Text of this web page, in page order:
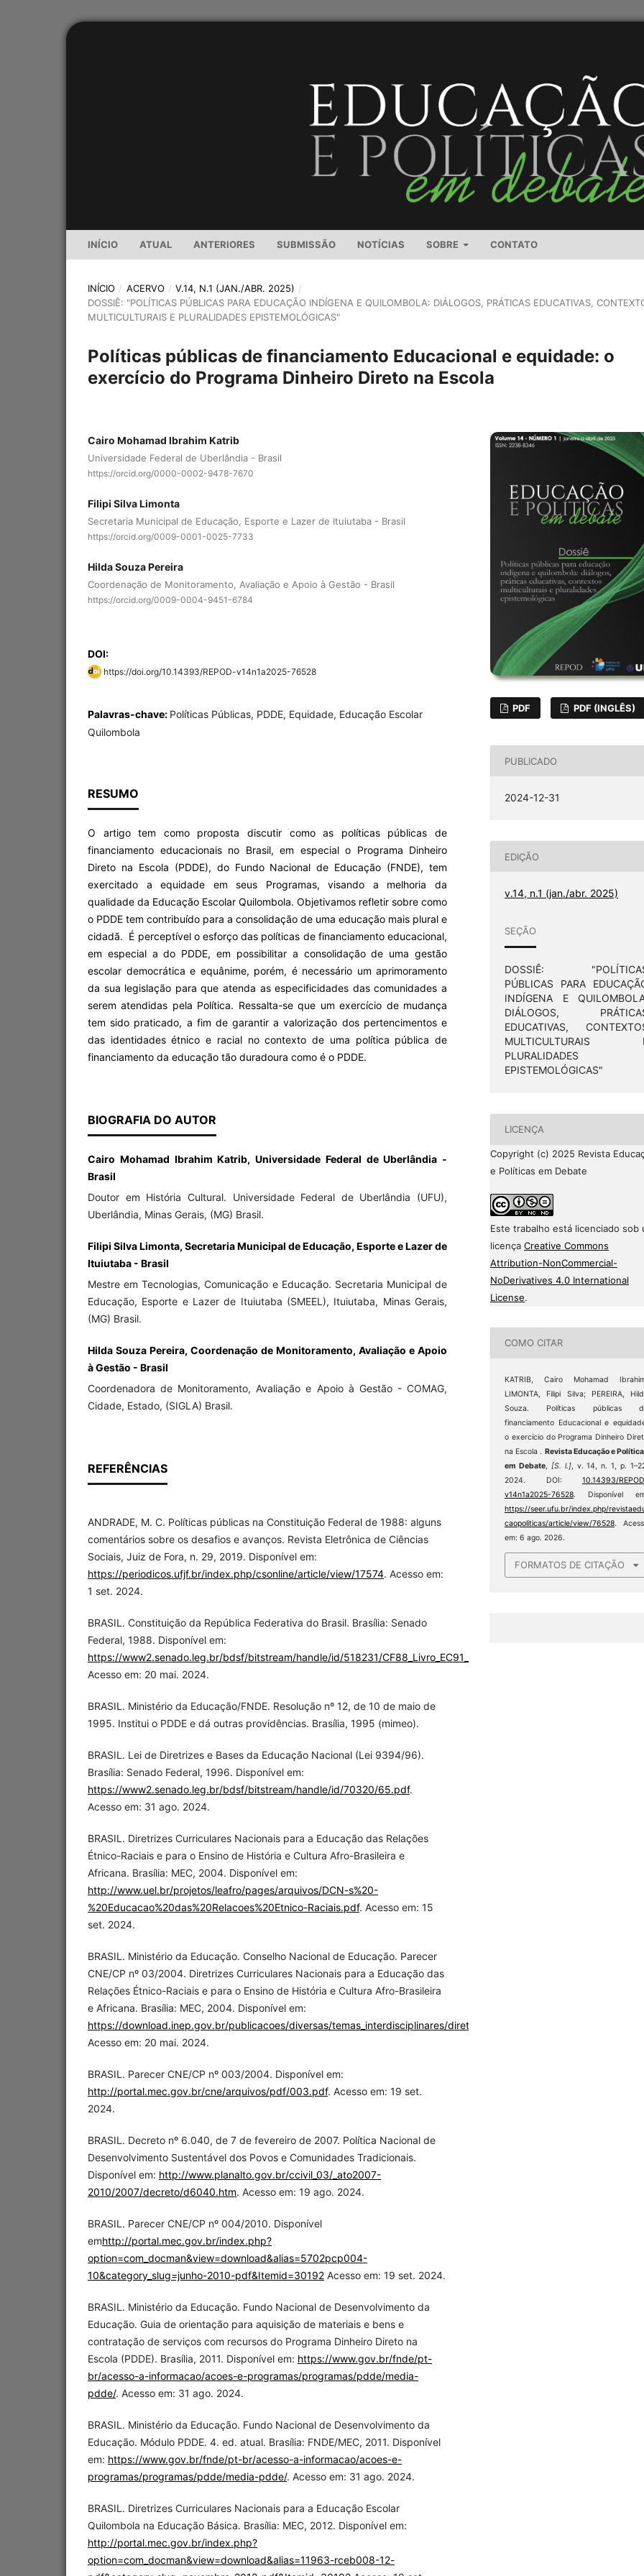
INÍCIO ATUAL ANTERIORES SUBMISSÃO NOTÍCIAS SOBRE CONTATO
INÍCIO / ACERVO / V.14, N.1 (JAN./ABR. 2025) /
DOSSIÊ: "POLÍTICAS PÚBLICAS PARA EDUCAÇÃO INDÍGENA E QUILOMBOLA: DIÁLOGOS, PRÁTICAS EDUCATIVAS,
MULTICULTURAIS E PLURALIDADES EPISTEMOLÓGICAS"
Políticas públicas de financiamento Educacional e equidade: o
exercício do Programa Dinheiro Direto na Escola
Cairo Mohamad Ibrahim Katrib
Universidade Federal de Uberlândia - Brasil
https://orcid.org/0000-0002-9478-7670
Filipi Silva Limonta
Secretaria Municipal de Educação, Esporte e Lazer de Ituiutaba - Brasil
https://orcid.org/0009-0001-0025-7733
Hilda Souza Pereira
Coordenação de Monitoramento, Avaliação e Apoio à Gestão - Brasil
https://orcid.org/0009-0004-9451-6784
DOI:
https://doi.org/10.14393/REPOD-v14n1a2025-76528
Palavras-chave: Políticas Públicas, PDDE, Equidade, Educação Escolar
Quilombola
RESUMO
O artigo tem como proposta discutir como as políticas públicas de
financiamento educacionais no Brasil, em especial o Programa Dinheiro
Direto na Escola (PDDE), do Fundo Nacional de Educação (FNDE), tem
exercitado a equidade em seus Programas, visando a melhoria da
qualidade da Educação Escolar Quilombola. Objetivamos refletir sobre como
o PDDE tem contribuído para a consolidação de uma educação mais plural e
cidadã. É perceptível o esforço das políticas de financiamento educacional,
em especial a do PDDE, em possibilitar a consolidação de uma gestão
escolar democrática e equânime, porém, é necessário um aprimoramento
da sua legislação para que atenda as especificidades das comunidades a
serem atendidas pela Política. Ressalta-se que um exercício de mudança
tem sido praticado, a fim de garantir a valorização dos pertencimentos e
das identidades étnico e racial no contexto de uma política pública de
financiamento da educação tão duradoura como é o PDDE.
BIOGRAFIA DO AUTOR
Cairo Mohamad Ibrahim Katrib, Universidade Federal de Uberlândia -
Brasil
Doutor em História Cultural. Universidade Federal de Uberlândia (UFU),
Uberlândia, Minas Gerais, (MG) Brasil.
Filipi Silva Limonta, Secretaria Municipal de Educação, Esporte e Lazer de
Ituiutaba - Brasil
Mestre em Tecnologias, Comunicação e Educação. Secretaria Municipal de
Educação, Esporte e Lazer de Ituiutaba (SMEEL), Ituiutaba, Minas Gerais,
(MG) Brasil.
Hilda Souza Pereira, Coordenação de Monitoramento, Avaliação e Apoio
à Gestão - Brasil
Coordenadora de Monitoramento, Avaliação e Apoio à Gestão - COMAG,
Cidade, Estado, (SIGLA) Brasil.
REFERÊNCIAS
ANDRADE, M. C. Políticas públicas na Constituição Federal de 1988: alguns
comentários sobre os desafios e avanços. Revista Eletrônica de Ciências
Sociais, Juiz de Fora, n. 29, 2019. Disponível em:
https://periodicos.ufjf.br/index.php/csonline/article/view/17574. Acesso em:
1 set. 2024.
BRASIL. Constituição da República Federativa do Brasil. Brasília: Senado
Federal, 1988. Disponível em:
https://www2.senado.leg.br/bdsf/bitstream/handle/id/518231/CF88_Livro_EC91_2016.pdf
Acesso em: 20 mai. 2024.
BRASIL. Ministério da Educação/FNDE. Resolução nº 12, de 10 de maio de
1995. Institui o PDDE e dá outras providências. Brasília, 1995 (mimeo).
BRASIL. Lei de Diretrizes e Bases da Educação Nacional (Lei 9394/96).
Brasília: Senado Federal, 1996. Disponível em:
https://www2.senado.leg.br/bdsf/bitstream/handle/id/70320/65.pdf.
Acesso em: 31 ago. 2024.
BRASIL. Diretrizes Curriculares Nacionais para a Educação das Relações
Étnico-Raciais e para o Ensino de História e Cultura Afro-Brasileira e
Africana. Brasília: MEC, 2004. Disponível em:
http://www.uel.br/projetos/leafro/pages/arquivos/DCN-s%20-
%20Educacao%20das%20Relacoes%20Etnico-Raciais.pdf. Acesso em: 15
set. 2024.
BRASIL. Ministério da Educação. Conselho Nacional de Educação. Parecer
CNE/CP nº 03/2004. Diretrizes Curriculares Nacionais para a Educação das
Relações Étnico-Raciais e para o Ensino de História e Cultura Afro-Brasileira
e Africana. Brasília: MEC, 2004. Disponível em:
https://download.inep.gov.br/publicacoes/diversas/temas_interdisciplinares/
Acesso em: 20 mai. 2024.
BRASIL. Parecer CNE/CP nº 003/2004. Disponível em:
http://portal.mec.gov.br/cne/arquivos/pdf/003.pdf. Acesso em: 19 set.
2024.
BRASIL. Decreto nº 6.040, de 7 de fevereiro de 2007. Política Nacional de
Desenvolvimento Sustentável dos Povos e Comunidades Tradicionais.
Disponível em: http://www.planalto.gov.br/ccivil_03/_ato2007-
2010/2007/decreto/d6040.htm. Acesso em: 19 ago. 2024.
BRASIL. Parecer CNE/CP nº 004/2010. Disponível
emhttp://portal.mec.gov.br/index.php?
option=com_docman&view=download&alias=5702pcp004-
10&category_slug=junho-2010-pdf&Itemid=30192 Acesso em: 19 set. 2024.
BRASIL. Ministério da Educação. Fundo Nacional de Desenvolvimento da
Educação. Guia de orientação para aquisição de materiais e bens e
contratação de serviços com recursos do Programa Dinheiro Direto na
Escola (PDDE). Brasília, 2011. Disponível em: https://www.gov.br/fnde/pt-
br/acesso-a-informacao/acoes-e-programas/programas/pdde/media-
pdde/. Acesso em: 31 ago. 2024.
BRASIL. Ministério da Educação. Fundo Nacional de Desenvolvimento da
Educação. Módulo PDDE. 4. ed. atual. Brasília: FNDE/MEC, 2011. Disponível
em: https://www.gov.br/fnde/pt-br/acesso-a-informacao/acoes-e-
programas/programas/pdde/media-pdde/. Acesso em: 31 ago. 2024.
BRASIL. Diretrizes Curriculares Nacionais para a Educação Escolar
Quilombola na Educação Básica. Brasília: MEC, 2012. Disponível em:
http://portal.mec.gov.br/index.php?
option=com_docman&view=download&alias=11963-rceb008-12-
PDF PDF (INGLÊS)
PUBLICADO
2024-12-31
EDIÇÃO
v.14, n.1 (jan./abr. 2025)
SEÇÃO
DOSSIÊ:
PÚBLICAS PARA
INDÍGENA E
DIÁLOGOS,
EDUCATIVAS,
MULTICULTURAIS
PLURALIDADES
EPISTEMOLÓGICAS"
LICENÇA
Copyright (c) 2025 Revista
e Políticas em Debate
Este trabalho está licenciado sob
licença Creative Commons
Attribution-NonCommercial-
NoDerivatives 4.0 International
License.
COMO CITAR
KATRIB, Cairo Mohamad
LIMONTA, Filipi Silva; PEREIRA,
Souza. Políticas públicas
financiamento Educacional e
o exercício do Programa Dinheiro
na Escola . Revista Educação e
em Debate, [S. l.], v. 14, n. 1, p.
2024. DOI: 10.14393/
v14n1a2025-76528. Disponível
https://seer.ufu.br/index.php/
caopoliticas/article/view/76528.
em: 6 ago. 2026.
FORMATOS DE CITAÇÃO